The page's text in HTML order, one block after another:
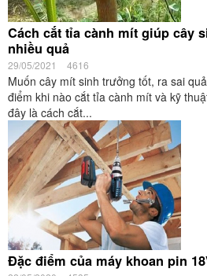
Cách cắt tỉa cành mít giúp cây
nhiều quả
29/05/2021 4616
Muốn cây mít sinh trưởng tốt, ra sai
điểm khi nào cắt tỉa cành mít và kỹ
đây là cách cắt...
Đặc điểm của máy khoan pin